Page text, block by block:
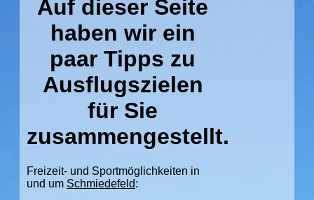
Impressum
Auf dieser Seite
haben wir ein
paar Tipps zu
Ausflugszielen
für Sie
zusammengestellt.
Freizeit- und Sportmöglichkeiten in
und um Schmiedefeld: